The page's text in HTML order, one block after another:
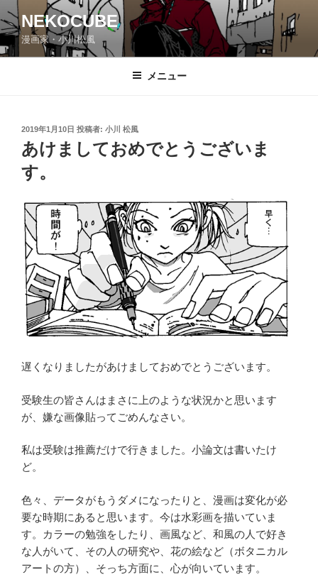
ン
ン
NEKOCUBE
漫画家・小川松風
メニュー
投
稿
日:
2019年1月10日 投稿者: 小川 松風
あけましておめでとうございま
す。
遅くなりましたがあけましておめでとうございます。
受験生の皆さんはまさに上のような状況かと思います
が、嫌な画像貼ってごめんなさい。
私は受験は推薦だけで行きました。小論文は書いたけ
ど。
色々、データがもうダメになったりと、漫画は変化が必
要な時期にあると思います。今は水彩画を描いていま
す。カラーの勉強をしたり、画風など、和風の人で好き
な人がいて、その人の研究や、花の絵など（ボタニカル
アートの方）、そっち方面に、心が向いています。